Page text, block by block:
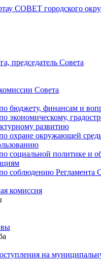
СОВЕТ городского
председатель Совета
Совета
бюджету, финансам и
экономическому,
развитию
охране окружающей
социальной политике и
соблюдению Регламента
комиссия
на